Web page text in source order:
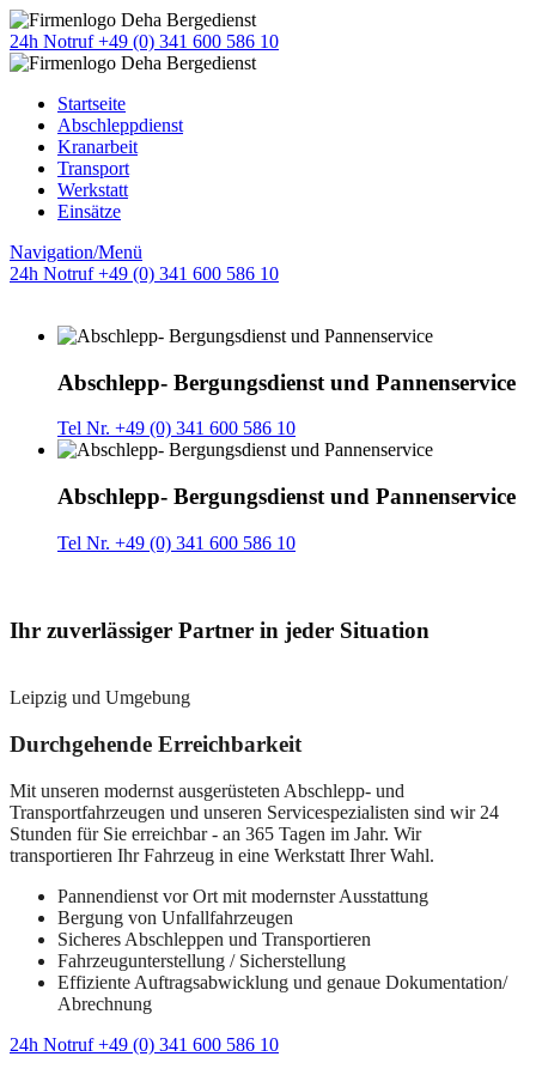
24h Notruf +49 (0) 341 600 586 10
Startseite
Abschleppdienst
Kranarbeit
Transport
Werkstatt
Einsätze
Navigation/Menü
24h Notruf +49 (0) 341 600 586 10
Abschlepp- Bergungsdienst und Pannenservice
Tel Nr. +49 (0) 341 600 586 10
Abschlepp- Bergungsdienst und Pannenservice
Tel Nr. +49 (0) 341 600 586 10
Ihr zuverlässiger Partner in jeder Situation
Leipzig und Umgebung
Durchgehende Erreichbarkeit
Mit unseren modernst ausgerüsteten Abschlepp- und
Transportfahrzeugen und unseren Servicespezialisten sind wir 24
Stunden für Sie erreichbar - an 365 Tagen im Jahr. Wir
transportieren Ihr Fahrzeug in eine Werkstatt Ihrer Wahl.
Pannendienst vor Ort mit modernster Ausstattung
Bergung von Unfallfahrzeugen
Sicheres Abschleppen und Transportieren
Fahrzeugunterstellung / Sicherstellung
Effiziente Auftragsabwicklung und genaue Dokumentation/
Abrechnung
24h Notruf +49 (0) 341 600 586 10